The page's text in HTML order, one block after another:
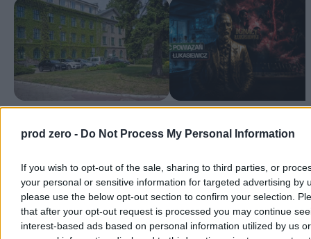
prod zero - Do Not Process My Personal Information
If you wish to opt-out of the sale, sharing to third parties, or
your personal or sensitive information for targeted advertising by
please use the below opt-out section to confirm your selection.
that after your opt-out request is processed you may continue
interest-based ads based on personal information utilized by us or
Centrum Łukasiewicz. Jest decyzja
prokuratury
wielka nauka w małych rękach
polityków
władzy zrobiło swoje i ludzie związani z Lewicą starali się jak
najszybciej nadrobić zaległości. Opinia publiczna nie została odcięta
od informacji, ale jej reakcje okazywały się raczej umiarkowanie
negatywne. Ot, niechęć połączona ze smutkiem oraz pogodzeniem
się z tym, że Polska nigdy nie była mocarstwem naukowym i nie
będzie.